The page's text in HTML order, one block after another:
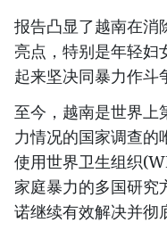
报告凸显了越南在消
亮点，特别是年轻妇
起来坚决同暴力作斗
至今，越南是世界上
力情况的国家调查的
使用世界卫生组织
家庭暴力的多国研究
诺继续有效解决并彻